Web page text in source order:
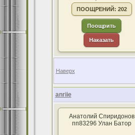
ПООЩРЕНИЙ: 202
Поощрить
Наказать
Наверх
anriie
Анатолий Спиридонов
пп83296 Улан Батор